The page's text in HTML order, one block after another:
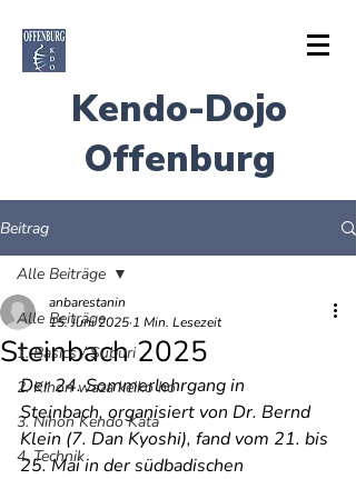
Kendo-Dojo
Offenburg
Anmelden
Kontaktieren Sie uns
Beitrag
Alle Beiträge
1. Basics / Suburi
2. Kihon waza keiko ho
3. Nihon Kendo Kata
4. Technik
Alle Beiträge
Steinbach 2025
anbarestanin
15. Juni 2025 1 Min. Lesezeit
Der 24. Sommerlehrgang in
Steinbach, organisiert von Dr. Bernd
Klein (7. Dan Kyoshi), fand vom 21. bis
25. Mai in der südbadischen